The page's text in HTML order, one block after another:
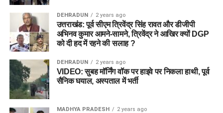
DEHRADUN 2 years ago
उत्तराखंड: पूर्व सीएम त्रिवेंद्र सिंह रावत और डीजीपी
अभिनव कुमार आमने-सामने, त्रिवेंद्र ने आखिर क्यों DGP
को दी हद में रहने की सलाह ?
DEHRADUN 2 years ago
VIDEO: सुबह मॉर्निंग वॉक पर हाइवे पर निकला हाथी, पूर्व
सैनिक घयाल, अस्पताल में भर्ती
MADHYA PRADESH 2 years ago